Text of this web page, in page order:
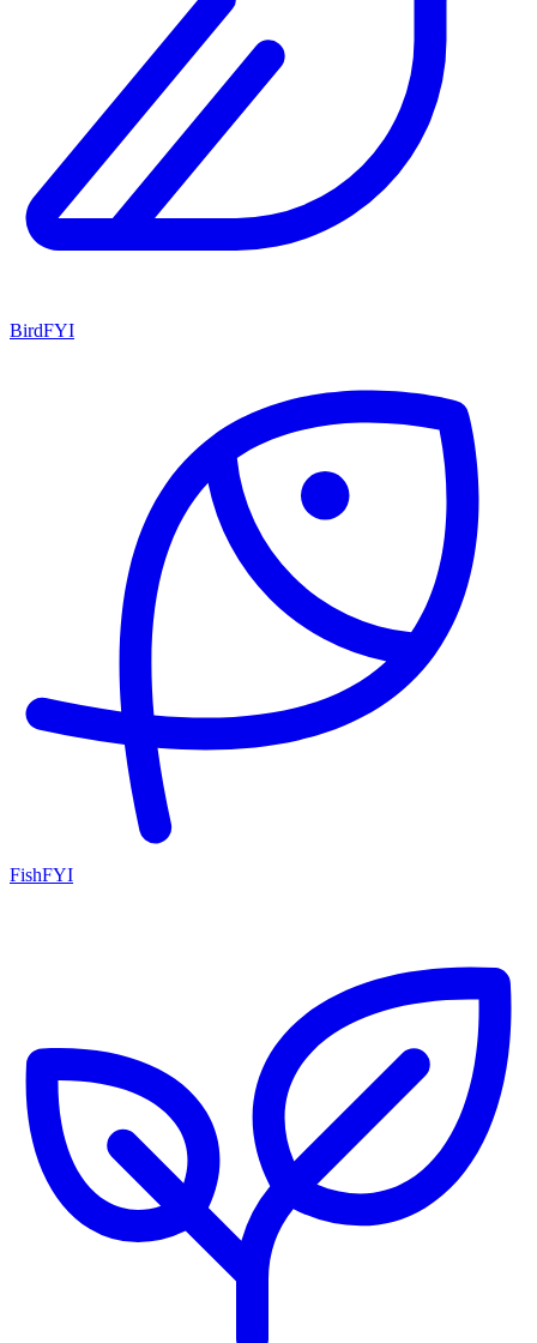
BirdFYI
FishFYI